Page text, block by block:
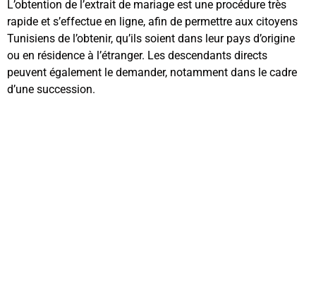
L’obtention de l’extrait de mariage est une procédure très
rapide et s’effectue en ligne, afin de permettre aux citoyens
Tunisiens de l’obtenir, qu’ils soient dans leur pays d’origine
ou en résidence à l’étranger. Les descendants directs
peuvent également le demander, notamment dans le cadre
d’une succession.